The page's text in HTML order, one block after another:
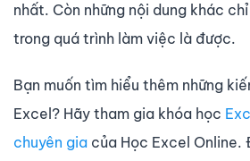
nhất. Còn những nội dung khác
trong quá trình làm việc là được.
Bạn muốn tìm hiểu thêm những
Excel? Hãy tham gia khóa học
chuyên gia của Học Excel